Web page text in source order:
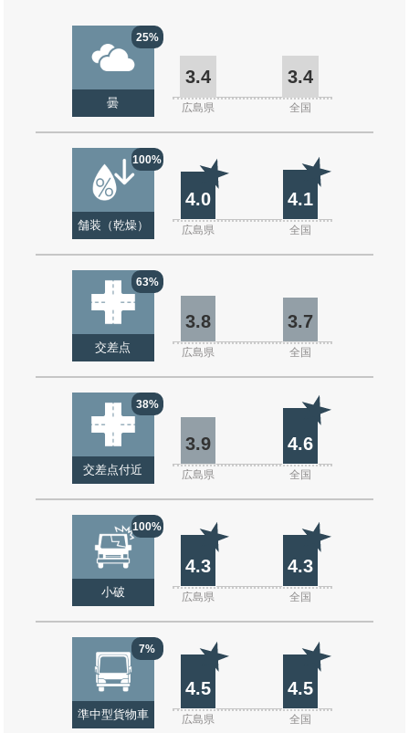
25%
曇
3.4 3.4
広島県 全国
100%
舗装（乾燥）
4.0 4.1
広島県 全国
63%
交差点
3.8 3.7
広島県 全国
38%
交差点付近
3.9 4.6
広島県 全国
100%
小破
4.3 4.3
広島県 全国
7%
準中型貨物車
4.5 4.5
広島県 全国